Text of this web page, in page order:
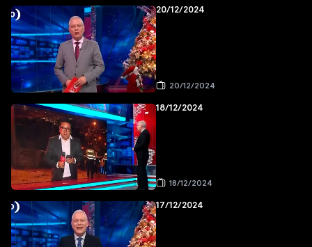
20/12/2024
20/12/2024
18/12/2024
18/12/2024
17/12/2024